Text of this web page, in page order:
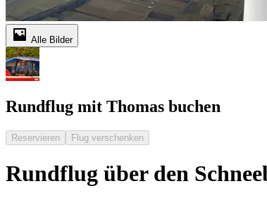
Alle Bilder
Rundflug mit Thomas buchen
Reservieren Flug verschenken
Rundflug über den